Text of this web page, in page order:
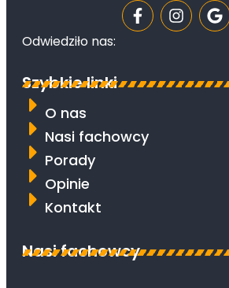
Odwiedziło nas:
Szybkie linki
O nas
Nasi fachowcy
Porady
Opinie
Kontakt
Nasi fachowcy